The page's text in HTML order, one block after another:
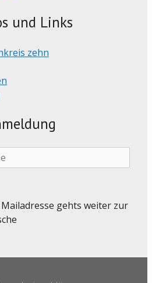
und Links
zehn
gehts weiter zur